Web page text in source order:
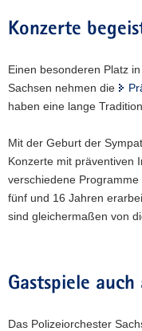
Konzerte
Einen besonderen Platz
Sachsen nehmen die
haben eine lange Tradition.
Mit der Geburt der
Konzerte mit präventiven
verschiedene
fünf und 16 Jahren
sind gleichermaßen von
Gastspiele
Das Polizeiorchester